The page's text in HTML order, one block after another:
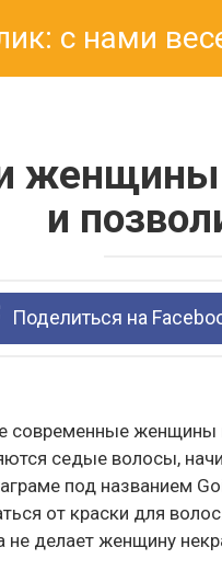
с нами
женщины
и
Поделиться на
современные женщины
седые волосы,
под названием
от краски для
не делает женщину